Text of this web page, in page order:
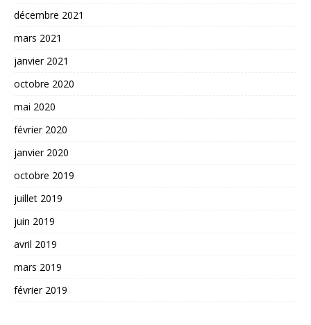
décembre 2021
mars 2021
janvier 2021
octobre 2020
mai 2020
février 2020
janvier 2020
octobre 2019
juillet 2019
juin 2019
avril 2019
mars 2019
février 2019